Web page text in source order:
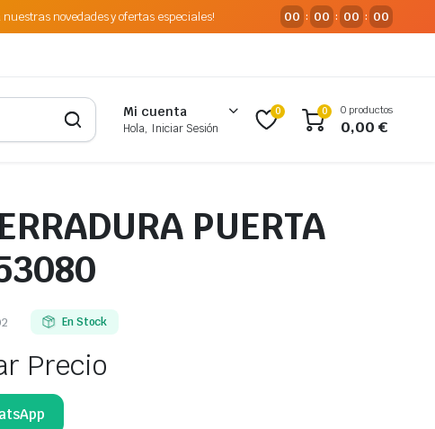
nuestras novedades y ofertas especiales! 00 : 00 : 00 : 00
Mi cuenta
Hola, Iniciar Sesión
0 0 0 productos
0,00€
PUERTA
En Stock
Precio